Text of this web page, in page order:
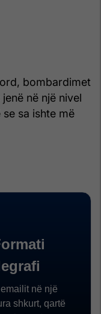
bombardimet
në një nivel
sa ishte më